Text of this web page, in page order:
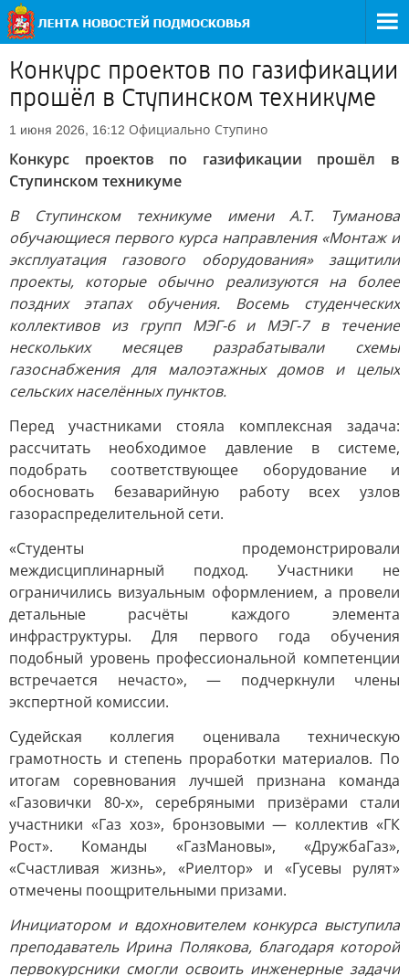
Конкурс проектов по газификации
прошёл в Ступинском техникуме
1 июня 2026, 16:12 Официально Ступино
Конкурс проектов по газификации прошёл в
Ступинском техникуме
В Ступинском техникуме имени А.Т. Туманова
обучающиеся первого курса направления «Монтаж и
эксплуатация газового оборудования» защитили
проекты, которые обычно реализуются на более
поздних этапах обучения. Восемь студенческих
коллективов из групп МЭГ-6 и МЭГ-7 в течение
нескольких месяцев разрабатывали схемы
газоснабжения для малоэтажных домов и целых
сельских населённых пунктов.
Перед участниками стояла комплексная задача:
рассчитать необходимое давление в системе,
подобрать соответствующее оборудование и
обосновать безаварийную работу всех узлов
газораспределительной сети.
«Студенты продемонстрировали
междисциплинарный подход. Участники не
ограничились визуальным оформлением, а провели
детальные расчёты каждого элемента
инфраструктуры. Для первого года обучения
подобный уровень профессиональной компетенции
встречается нечасто», — подчеркнули члены
экспертной комиссии.
Судейская коллегия оценивала техническую
грамотность и степень проработки материалов. По
итогам соревнования лучшей признана команда
«Газовички 80-х», серебряными призёрами стали
участники «Газ хоз», бронзовыми — коллектив «ГК
Рост». Команды «ГазМановы», «ДружбаГаз»,
«Счастливая жизнь», «Риелтор» и «Гусевы рулят»
отмечены поощрительными призами.
Инициатором и вдохновителем конкурса выступила
преподаватель Ирина Полякова, благодаря которой
первокурсники смогли освоить инженерные задачи